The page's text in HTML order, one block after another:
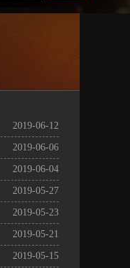
2019-06-12
2019-06-06
2019-06-04
2019-05-27
2019-05-23
2019-05-21
2019-05-15